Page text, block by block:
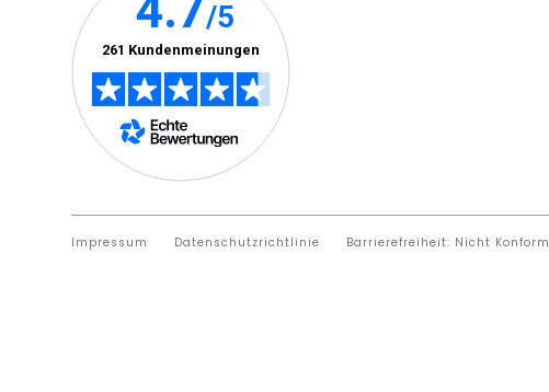
Impressum Datenschutzrichtlinie Barrierefreiheit: Nicht Konform